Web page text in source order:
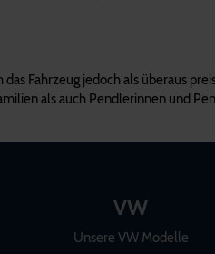
Fahrzeug jedoch als überaus
als auch Pendlerinnen und
VW
Unsere VW Modelle